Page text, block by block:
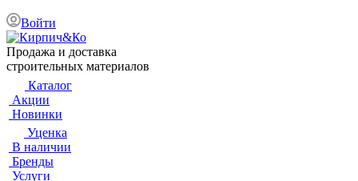
Войти
Продажа и доставка
строительных материалов
Каталог
Акции
Новинки
Уценка
В наличии
Бренды
Услуги